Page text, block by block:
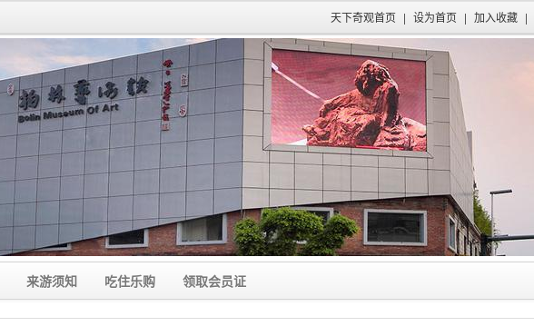
天下奇观首页 | 设为首页 | 加入收藏 |
来游须知 吃住乐购 领取会员证